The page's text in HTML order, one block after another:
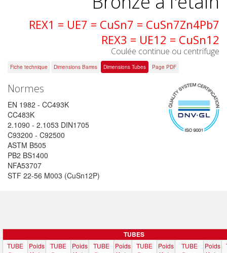
REX1 = UE7 = CuSn7 = CuSn7Zn4Pb7
REX3 = UE12 = CuSn12
Coulée continue ou centrifuge
Fiche technique Dimensions Barres Dimensions Tubes Page PDF
Normes
EN 1982 - CC493K
CC483K
2.1090 - 2.1053 DIN1705
C93200 - C92500
ASTM B505
PB2 BS1400
NFA53707
STF 22-56 M003 (CuSn12P)
TUBES
TUBE
Poids
TUBE
Poids
TUBE
Poids
TUBE
Poids
TUBE
Poids